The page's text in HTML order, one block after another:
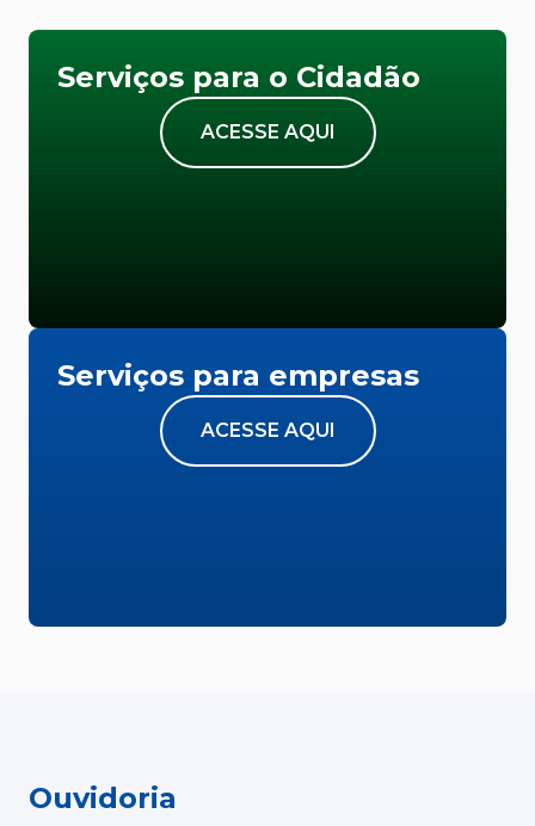
Serviços para o Cidadão
ACESSE AQUI
Serviços para empresas
ACESSE AQUI
Ouvidoria